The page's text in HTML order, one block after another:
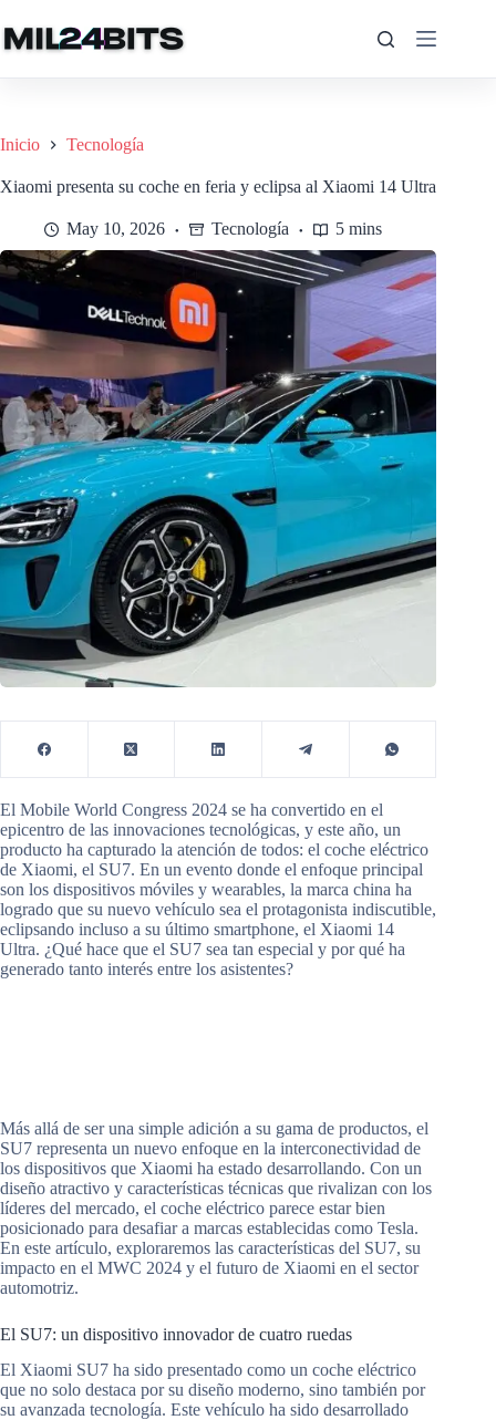
al
contenido
Inicio Tecnología
Xiaomi presenta su coche en feria y eclipsa al Xiaomi 14 Ultra
May 10, 2026 Tecnología 5 mins
El Mobile World Congress 2024 se ha convertido en el
epicentro de las innovaciones tecnológicas, y este año, un
producto ha capturado la atención de todos: el coche eléctrico
de Xiaomi, el SU7. En un evento donde el enfoque principal
son los dispositivos móviles y wearables, la marca china ha
logrado que su nuevo vehículo sea el protagonista indiscutible,
eclipsando incluso a su último smartphone, el Xiaomi 14
Ultra. ¿Qué hace que el SU7 sea tan especial y por qué ha
generado tanto interés entre los asistentes?
Más allá de ser una simple adición a su gama de productos, el
SU7 representa un nuevo enfoque en la interconectividad de
los dispositivos que Xiaomi ha estado desarrollando. Con un
diseño atractivo y características técnicas que rivalizan con los
líderes del mercado, el coche eléctrico parece estar bien
posicionado para desafiar a marcas establecidas como Tesla.
En este artículo, exploraremos las características del SU7, su
impacto en el MWC 2024 y el futuro de Xiaomi en el sector
automotriz.
El SU7: un dispositivo innovador de cuatro ruedas
El Xiaomi SU7 ha sido presentado como un coche eléctrico
que no solo destaca por su diseño moderno, sino también por
su avanzada tecnología. Este vehículo ha sido desarrollado